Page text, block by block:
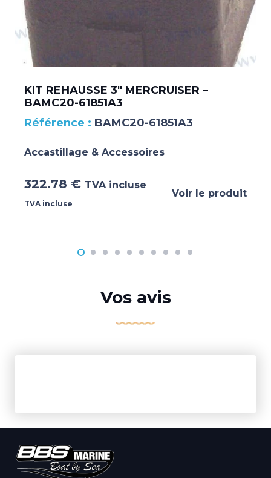
KIT REHAUSSE 3″ MERCRUISER –
BAMC20-61851A3
BAMC20-61851A3
Accastillage & Accessoires
322.78 € TVA incluse
TVA incluse
Voir le produit
Vos avis